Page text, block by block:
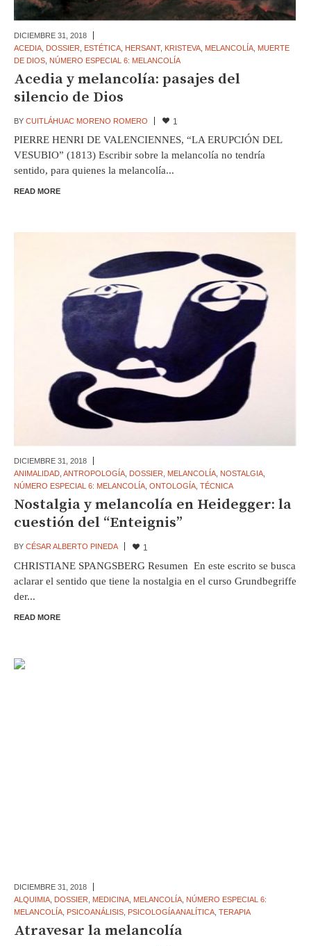
DICIEMBRE 31, 2018
ACEDIA, DOSSIER ESTÉTICA, HERSANT, KRISTEVA, MELANCOLÍA, MUERTE
DE DIOS, NÚMERO ESPECIAL 6: MELANCOLÍA
Acedia y melancolía: pasajes del
silencio de Dios
BY CUITLÁHUAC MORENO ROMERO 1
PIERRE HENRI DE VALENCIENNES, “LA ERUPCIÓN DEL
VESUBIO” (1813) Escribir sobre la melancolía no tendría
sentido, para quienes la melancolía...
READ MORE
DICIEMBRE 31, 2018
ANIMALIDAD, ANTROPOLOGÍA, DOSSIER, MELANCOLÍA, NOSTALGIA,
NÚMERO ESPECIAL 6: MELANCOLÍA, ONTOLOGÍA, TÉCNICA
Nostalgia y melancolía en Heidegger: la
cuestión del “Enteignis”
BY CÉSAR ALBERTO PINEDA 1
CHRISTIANE SPANGSBERG Resumen En este escrito se busca
aclarar el sentido que tiene la nostalgia en el curso Grundbegriffe
der...
READ MORE
DICIEMBRE 31, 2018
ALQUIMIA, DOSSIER MEDICINA, MELANCOLÍA, NÚMERO ESPECIAL 6:
MELANCOLÍA, PSICOANÁLISIS, PSICOLOGÍA ANALÍTICA, TERAPIA
Atravesar la melancolía